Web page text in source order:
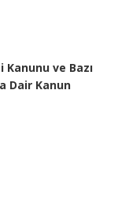
Kanunu ve Bazı
Dair Kanun